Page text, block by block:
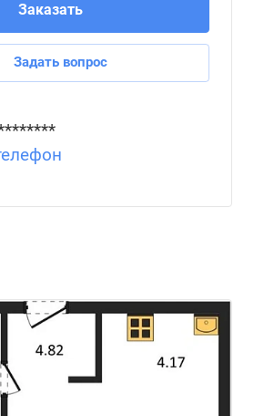
Заказать
Задать вопрос